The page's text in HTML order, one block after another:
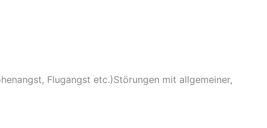
Flugangst etc.)Störungen mit allgemeiner,